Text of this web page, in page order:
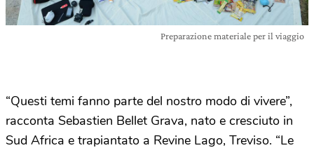
Preparazione materiale per il viaggio
“Questi temi fanno parte del nostro modo di vivere”,
racconta Sebastien Bellet Grava, nato e cresciuto in
Sud Africa e trapiantato a Revine Lago, Treviso. “Le